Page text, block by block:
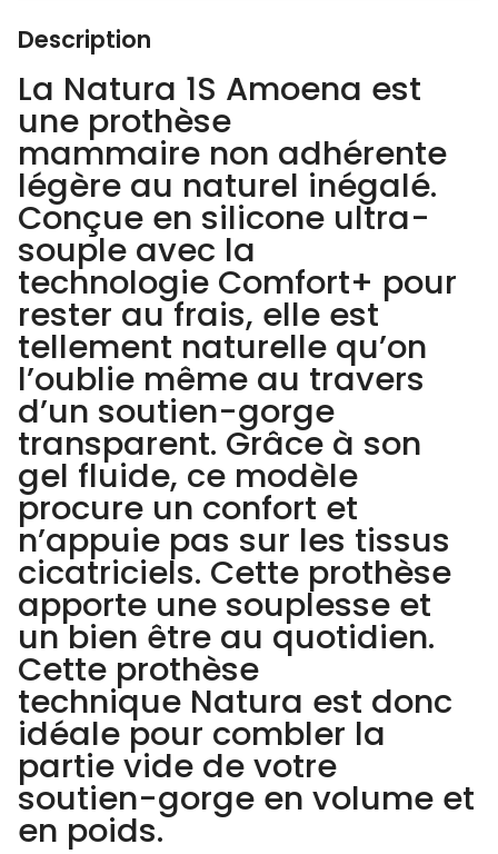
Description
La Natura 1S Amoena est
une prothèse
mammaire non adhérente
légère au naturel inégalé.
Conçue en silicone ultra-
souple avec la
technologie Comfort+ pour
rester au frais, elle est
tellement naturelle qu’on
l’oublie même au travers
d’un soutien-gorge
transparent. Grâce à son
gel fluide, ce modèle
procure un confort et
n’appuie pas sur les tissus
cicatriciels. Cette prothèse
apporte une souplesse et
un bien être au quotidien.
Cette prothèse
technique Natura est donc
idéale pour combler la
partie vide de votre
soutien-gorge en volume et
en poids.